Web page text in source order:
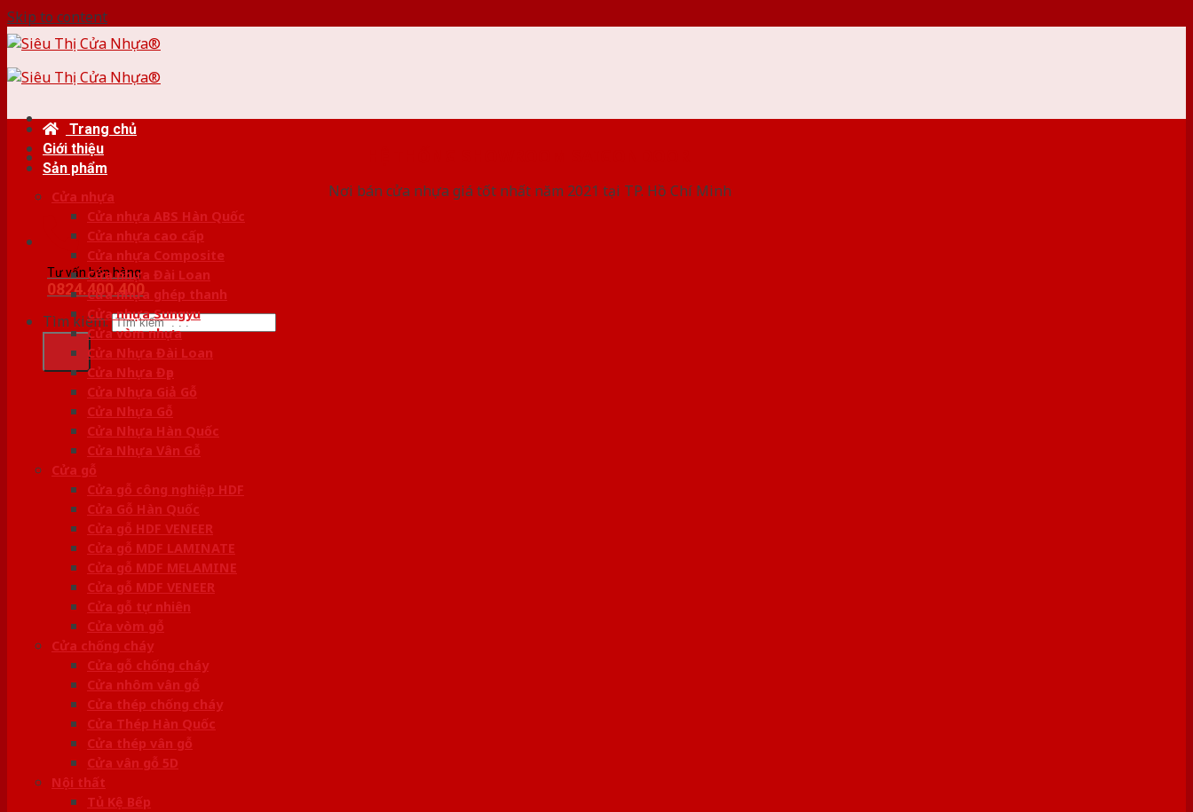
Skip to content
Nơi bán cửa nhựa giá tốt nhất năm 2021 tại TP. Hồ Chí Minh
Tư vấn bán hàng
0824.400.400
Tìm kiếm:
Trang chủ
Giới thiệu
Sản phẩm
Cửa nhựa
Cửa nhựa ABS Hàn Quốc
Cửa nhựa cao cấp
Cửa nhựa Composite
Cửa nhựa Đài Loan
Cửa nhựa ghép thanh
Cửa nhựa Sungyu
Cửa vòm nhựa
Cửa Nhựa Đài Loan
Cửa Nhựa Đẹp
Cửa Nhựa Giả Gỗ
Cửa Nhựa Gỗ
Cửa Nhựa Hàn Quốc
Cửa Nhựa Vân Gỗ
Cửa gỗ
Cửa gỗ công nghiệp HDF
Cửa Gỗ Hàn Quốc
Cửa gỗ HDF VENEER
Cửa gỗ MDF LAMINATE
Cửa gỗ MDF MELAMINE
Cửa gỗ MDF VENEER
Cửa gỗ tự nhiên
Cửa vòm gỗ
Cửa chống cháy
Cửa gỗ chống cháy
Cửa nhôm vân gỗ
Cửa thép chống cháy
Cửa Thép Hàn Quốc
Cửa thép vân gỗ
Cửa vân gỗ 5D
Nội thất
Tủ Kệ Bếp